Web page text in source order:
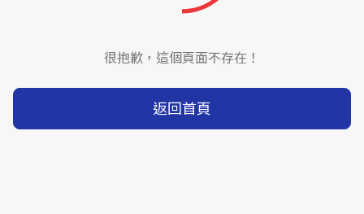
很抱歉，這個頁面不存在！
返回首頁